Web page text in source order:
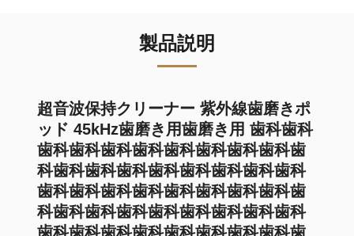
製品説明
超音波保持クリーナー 紫外線歯磨きポ
ッド 45kHz歯磨き用歯磨き用 歯科歯科
歯科歯科歯科歯科歯科歯科歯科歯科歯
科歯科歯科歯科歯科歯科歯科歯科歯科
歯科歯科歯科歯科歯科歯科歯科歯科歯
科歯科歯科歯科歯科歯科歯科歯科歯科
歯科歯科歯科歯科歯科歯科歯科歯科歯